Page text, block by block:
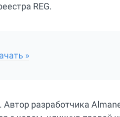
REG.
»
разработчика